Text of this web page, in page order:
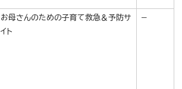
お母さんのための子育て救急＆予防サ
イト
－